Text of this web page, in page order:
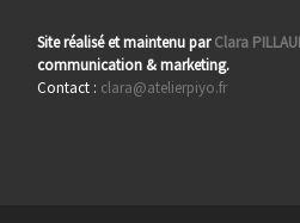
Site réalisé et maintenu parClara
communication & marketing.
Contact : clara@atelierpiyo.fr